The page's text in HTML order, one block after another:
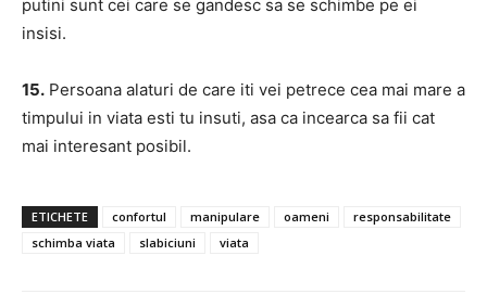
putini sunt cei care se gandesc sa se schimbe pe ei
insisi.
15. Persoana alaturi de care iti vei petrece cea mai mare a
timpului in viata esti tu insuti, asa ca incearca sa fii cat
mai interesant posibil.
ETICHETE confortul manipulare oameni
responsabilitate
schimba viata
slabiciuni viata